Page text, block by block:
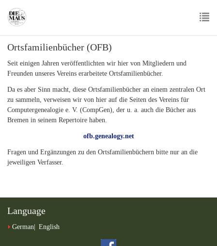
main
Ortsfamilienbücher (OFB)
Seit einigen Jahren veröffentlichten wir hier von Mitgliedern und
Freunden unseres Vereins erarbeitete Ortsfamilienbücher.
Da es aber Sinn macht, diese Ortsfamilienbücher an einem zentralen Ort
zu sammeln, verweisen wir von hier auf die Seiten des Vereins für
Computergenealogie e. V. (CompGen), der u. a. auch die Bücher aus
Bremen in seinem Repertoire haben.
ofb.genealogy.net
Fragen und Ergänzungen zu den Ortsfamilienbüchern bitte nur an die
jeweiligen Verfasser.
Language
German English